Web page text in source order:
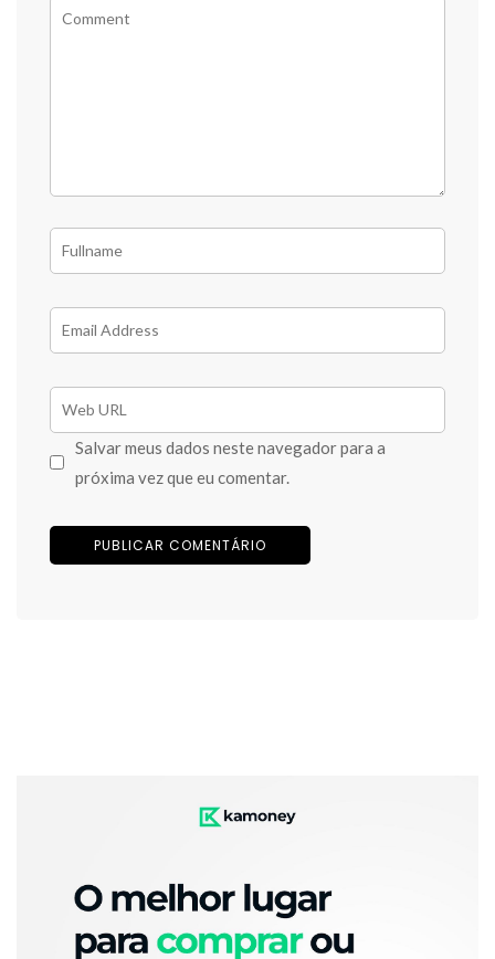
Salvar meus dados neste navegador para a
próxima vez que eu comentar.